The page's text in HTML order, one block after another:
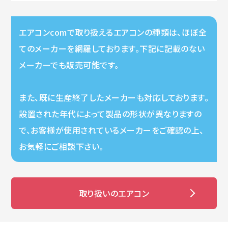
エアコンcomで取り扱えるエアコンの種類は、ほぼ全
てのメーカーを網羅しております。下記に記載のない
メーカーでも販売可能です。
また、既に生産終了したメーカーも対応しております。
設置された年代によって製品の形状が異なりますの
で、お客様が使用されているメーカーをご確認の上、
お気軽にご相談下さい。
取り扱いのエアコン